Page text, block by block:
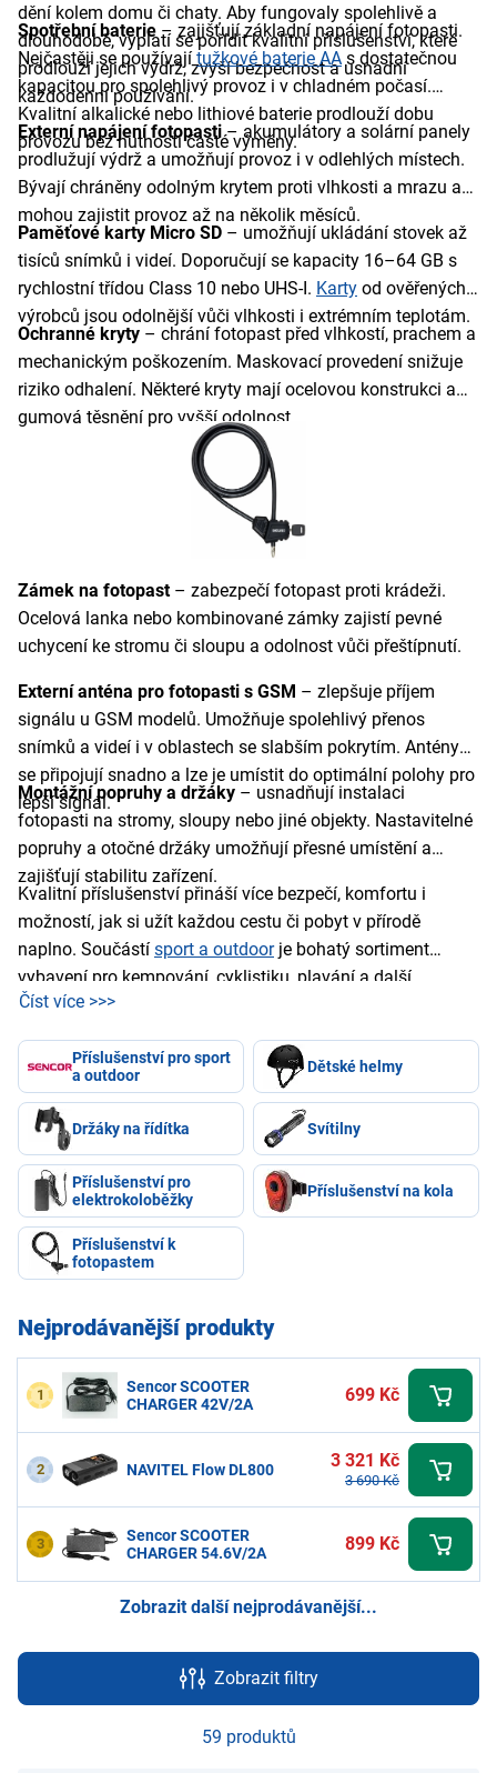
dění kolem domu či chaty. Aby fungovaly spolehlivě a
dlouhodobě, vyplatí se pořídit kvalitní příslušenství, které
prodlouží jejich výdrž, zvýší bezpečnost a usnadní
každodenní používání.
Spotřební baterie – zajišťují základní napájení fotopasti.
Nejčastěji se používají tužkové baterie AA s dostatečnou
kapacitou pro spolehlivý provoz i v chladném počasí.
Kvalitní alkalické nebo lithiové baterie prodlouží dobu
provozu bez nutnosti časté výměny.
Externí napájení fotopasti– akumulátory a solární panely
prodlužují výdrž a umožňují provoz i v odlehlých místech.
Bývají chráněny odolným krytem proti vlhkosti a mrazu a
mohou zajistit provoz až na několik měsíců.
Paměťové karty Micro SD – umožňují ukládání stovek až
tisíců snímků i videí. Doporučují se kapacity 16–64 GB s
rychlostní třídou Class 10 nebo UHS-I. Karty od ověřených
výrobců jsou odolnější vůči vlhkosti i extrémním teplotám.
Ochranné kryty – chrání fotopast před vlhkostí, prachem a
mechanickým poškozením. Maskovací provedení snižuje
riziko odhalení. Některé kryty mají ocelovou konstrukci a
gumová těsnění pro vyšší odolnost.
Zámek na fotopast– zabezpečí fotopast proti krádeži.
Ocelová lanka nebo kombinované zámky zajistí pevné
uchycení ke stromu či sloupu a odolnost vůči přeštípnutí.
Externí anténa pro fotopasti s GSM – zlepšuje příjem
signálu u GSM modelů. Umožňuje spolehlivý přenos
snímků a videí i v oblastech se slabším pokrytím. Antény
se připojují snadno a lze je umístit do optimální polohy pro
lepší signál.
Montážní popruhy a držáky – usnadňují instalaci
fotopasti na stromy, sloupy nebo jiné objekty. Nastavitelné
popruhy a otočné držáky umožňují přesné umístění a
zajišťují stabilitu zařízení.
Kvalitní příslušenství přináší více bezpečí, komfortu i
možností, jak si užít každou cestu či pobyt v přírodě
naplno. Součástí sport a outdoorje bohatý sortiment
vybavení pro kempování, cyklistiku, plavání a další
sportovní a dobrodružné aktivity.
Číst více >>>
Příslušenství pro sport
a outdoor
Dětské helmy
Držáky na řídítka Svítilny
Příslušenství pro
elektrokoloběžky
Příslušenství na kola
Příslušenství k
fotopastem
Nejprodávanější produkty
1
Sencor SCOOTER
CHARGER 42V/2A
699 Kč
2 NAVITEL Flow DL800 3 321 Kč
3 690 Kč
3
Sencor SCOOTER
CHARGER 54.6V/2A
899 Kč
Zobrazit další nejprodávanější...
Zobrazit filtry
59 produktů